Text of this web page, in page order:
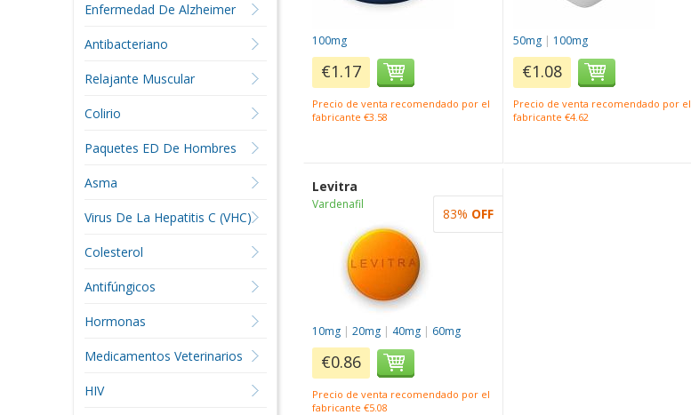
100mg
€1.17
Precio de venta recomendado por el
fabricante €3.58
50mg| 100mg
€1.08
Precio de venta recomendado por el
fabricante €4.62
Levitra
Vardenafil
10mg |20mg | 40mg | 60mg
€0.86
Precio de venta recomendado por el
fabricante €5.08
83% OFF
Enfermedad De Alzheimer
Antibacteriano
Relajante Muscular
Colirio
Paquetes ED De Hombres
Asma
Virus De La Hepatitis C (VHC)
Colesterol
Antifúngicos
Hormonas
Medicamentos Veterinarios
HIV